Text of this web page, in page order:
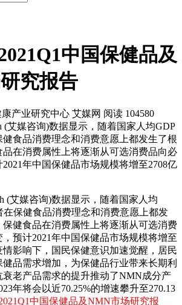
中国保健品及
究报告
产业研究中心 艾媒网 阅读 104580
(艾媒咨询)数据显示，随着国家人均GDP
食品消费理念和消费意愿上都发生了根
在消费属性上将逐渐从可选消费品向必
年中国保健品市场规模将增至2708亿
艾媒咨询)数据显示，随着国家人均
在保健食品消费理念和消费意愿上都发
健食品在消费属性上将逐渐从可选消费
预计2021年中国保健品市场规模将增至
情影响下，国民保健意识加速觉醒，居民
品需求增加，为保健品行业带来长期利
老产品需求的提升推动了NMN成分产
年将会以近70.25%的增速攀升至270.13
中国保健品及NMN市场研究报